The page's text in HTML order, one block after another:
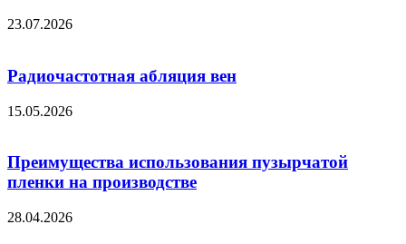
23.07.2026
Радиочастотная абляция вен
15.05.2026
Преимущества использования пузырчатой
пленки на производстве
28.04.2026